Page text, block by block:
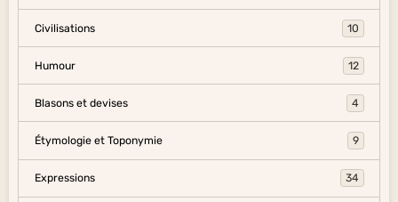
Civilisations 10
Humour 12
Blasons et devises 4
Étymologie et Toponymie 9
Expressions 34